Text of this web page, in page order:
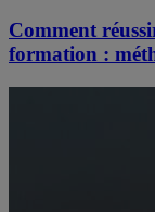
Comment
formation :